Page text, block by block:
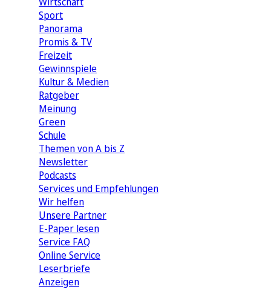
Sport
Panorama
Promis & TV
Freizeit
Gewinnspiele
Kultur & Medien
Ratgeber
Meinung
Green
Schule
Themen von A bis Z
Newsletter
Podcasts
Services und Empfehlungen
Wir helfen
Unsere Partner
E-Paper lesen
Service FAQ
Online Service
Leserbriefe
Anzeigen